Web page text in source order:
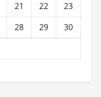
21 22
23
28 29
30